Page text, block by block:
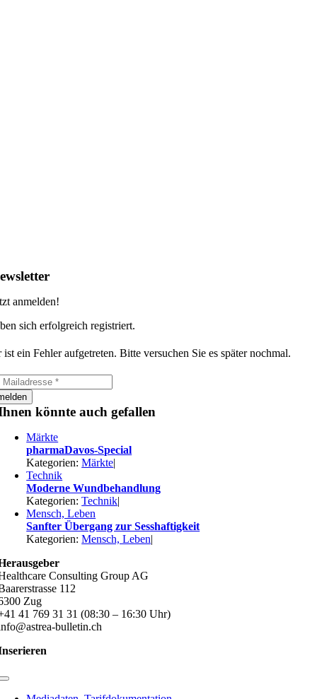
anmelden!
sich erfolgreich registriert.
ist ein Fehler aufgetreten. Bitte versuchen Sie es später nochmal.
könnte auch gefallen
Märkte
pharmaDavos-Special
Kategorien:Märkte|
Technik
Moderne Wundbehandlung
Kategorien:Technik|
Mensch, Leben
Sanfter Übergang zur Sesshaftigkeit
Kategorien:Mensch, Leben|
Consulting Group AG
112
Zug
41 769 31 31 (08:30 – 16:30 Uhr)
bulletin.ch
Toggle
Navigation